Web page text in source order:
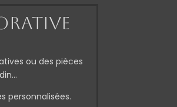
ou des pièces
personnalisées.